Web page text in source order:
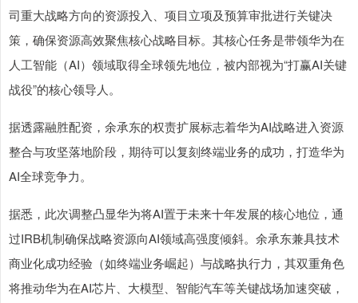
司重大战略方向的资源投入、项目立项及预算审批进行关键决
策，确保资源高效聚焦核心战略目标。其核心任务是带领华为在
人工智能（AI）领域取得全球领先地位，被内部视为“打赢AI关键
战役”的核心领导人。
据透露融胜配资，余承东的权责扩展标志着华为AI战略进入资源
整合与攻坚落地阶段，期待可以复刻终端业务的成功，打造华为
AI全球竞争力。
据悉，此次调整凸显华为将AI置于未来十年发展的核心地位，通
过IRB机制确保战略资源向AI领域高强度倾斜。余承东兼具技术
商业化成功经验（如终端业务崛起）与战略执行力，其双重角色
将推动华为在AI芯片、大模型、智能汽车等关键战场加速突破，